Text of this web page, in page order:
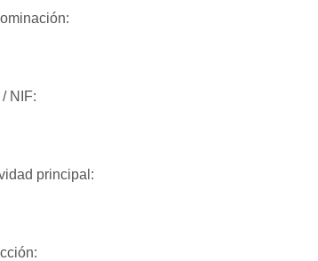
NIF:
principal: